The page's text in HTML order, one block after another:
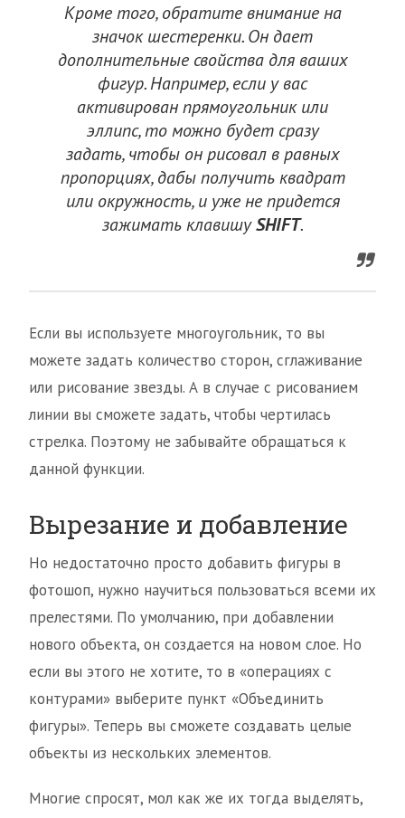
Кроме того, обратите внимание на
значок шестеренки. Он дает
дополнительные свойства для ваших
фигур. Например, если у вас
активирован прямоугольник или
эллипс, то можно будет сразу
задать, чтобы он рисовал в равных
пропорциях, дабы получить квадрат
или окружность, и уже не придется
зажимать клавишуSHIFT.
Если вы используете многоугольник, то вы
можете задать количество сторон, сглаживание
или рисование звезды. А в случае с рисованием
линии вы сможете задать, чтобы чертилась
стрелка. Поэтому не забывайте обращаться к
данной функции.
Вырезание и добавление
Но недостаточно просто добавить фигуры в
фотошоп, нужно научиться пользоваться всеми их
прелестями. По умолчанию, при добавлении
нового объекта, он создается на новом слое. Но
если вы этого не хотите, то в «операциях с
контурами» выберите пункт «Объединить
фигуры». Теперь вы сможете создавать целые
объекты из нескольких элементов.
Многие спросят, мол как же их тогда выделять,